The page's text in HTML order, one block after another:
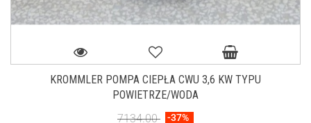
KROMMLER POMPA CIEPŁA CWU 3,6 KW TYPU
POWIETRZE/WODA
7134.00
-37%